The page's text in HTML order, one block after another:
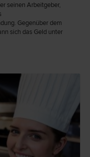
seinen Arbeitgeber,
Gegenüber dem
sich das Geld unter
Wie viel der